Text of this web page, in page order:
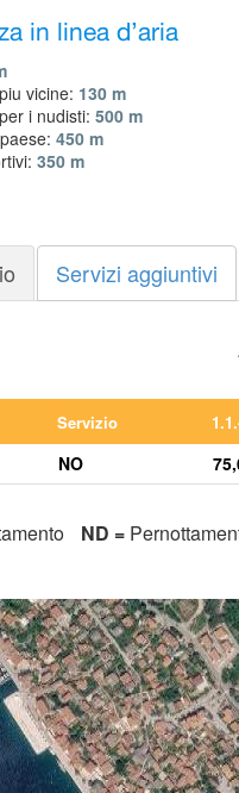
in linea d’aria
vicine: 130 m
i nudisti: 500 m
450 m
350 m
Servizi aggiuntivi
Servizio
NO
ND =